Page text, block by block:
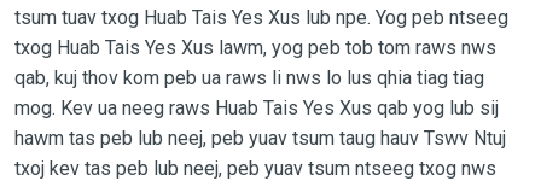
tsum tuav txog Huab Tais Yes Xus lub npe. Yog peb ntseeg
txog Huab Tais Yes Xus lawm, yog peb tob tom raws nws
qab, kuj thov kom peb ua raws li nws lo lus qhia tiag tiag
mog. Kev ua neeg raws Huab Tais Yes Xus qab yog lub sij
hawm tas peb lub neej, peb yuav tsum taug hauv Tswv Ntuj
txoj kev tas peb lub neej, peb yuav tsum ntseeg txog nws